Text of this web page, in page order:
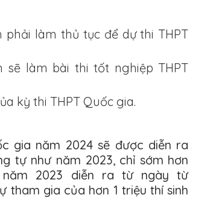
làm thủ tục để dự thi THPT
sẽ làm bài thi tốt nghiệp THPT
kỳ thi THPT Quốc gia.
gia năm 2024 sẽ được diễn ra
tự như năm 2023, chỉ sớm hơn
2023 diễn ra từ ngày từ
gia của hơn 1 triệu thí sinh